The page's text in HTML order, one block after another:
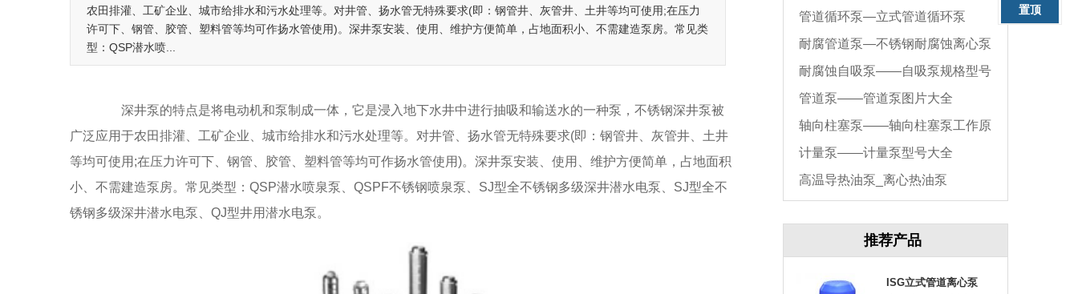
置顶
农田排灌、工矿企业、城市给排水和污水处理等。对井管、扬水管无特殊要求(即：钢管井、灰管井、土井等均可使用;在压力
许可下、钢管、胶管、塑料管等均可作扬水管使用)。深井泵安装、使用、维护方便简单，占地面积小、不需建造泵房。常见类
型：QSP潜水喷...
深井泵的特点是将电动机和泵制成一体，它是浸入地下水井中进行抽吸和输送水的一种泵，不锈钢深井泵被
广泛应用于农田排灌、工矿企业、城市给排水和污水处理等。对井管、扬水管无特殊要求(即：钢管井、灰管井、土井
等均可使用;在压力许可下、钢管、胶管、塑料管等均可作扬水管使用)。深井泵安装、使用、维护方便简单，占地面积
小、不需建造泵房。常见类型：QSP潜水喷泉泵、QSPF不锈钢喷泉泵、SJ型全不锈钢多级深井潜水电泵、SJ型全不
锈钢多级深井潜水电泵、QJ型井用潜水电泵。
泵原理
管道循环泵—立式管道循环泵
耐腐管道泵—不锈钢耐腐蚀离心泵
耐腐蚀自吸泵——自吸泵规格型号
参数表
管道泵——管道泵图片大全
轴向柱塞泵——轴向柱塞泵工作原
计量泵——计量泵型号大全
高温导热油泵_离心热油泵
推荐产品
ISG立式管道离心泵